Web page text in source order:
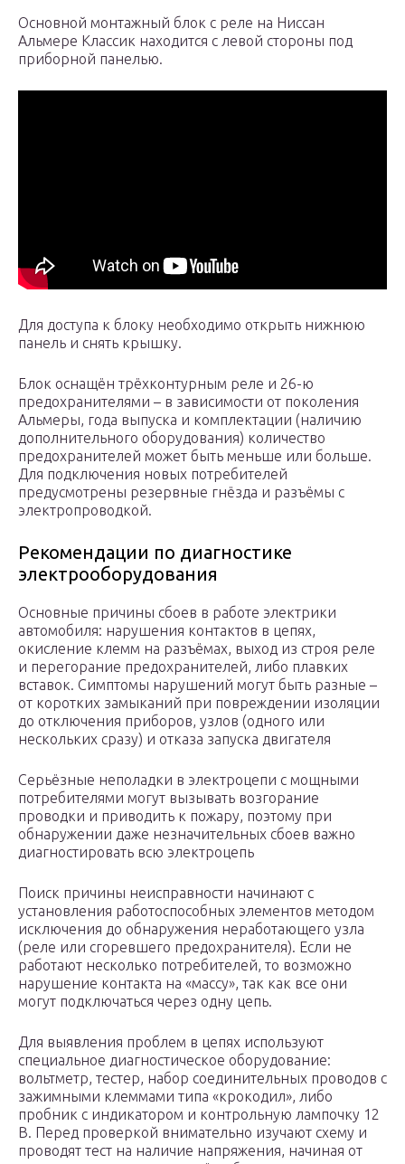
Основной монтажный блок с реле на Ниссан
Альмере Классик находится с левой стороны под
приборной панелью.
Для доступа к блоку необходимо открыть нижнюю
панель и снять крышку.
Блок оснащён трёхконтурным реле и 26-ю
предохранителями – в зависимости от поколения
Альмеры, года выпуска и комплектации (наличию
дополнительного оборудования) количество
предохранителей может быть меньше или больше.
Для подключения новых потребителей
предусмотрены резервные гнёзда и разъёмы с
электропроводкой.
Рекомендации по диагностике
электрооборудования
Основные причины сбоев в работе электрики
автомобиля: нарушения контактов в цепях,
окисление клемм на разъёмах, выход из строя реле
и перегорание предохранителей, либо плавких
вставок. Симптомы нарушений могут быть разные –
от коротких замыканий при повреждении изоляции
до отключения приборов, узлов (одного или
нескольких сразу) и отказа запуска двигателя
Серьёзные неполадки в электроцепи с мощными
потребителями могут вызывать возгорание
проводки и приводить к пожару, поэтому при
обнаружении даже незначительных сбоев важно
диагностировать всю электроцепь
Поиск причины неисправности начинают с
установления работоспособных элементов методом
исключения до обнаружения неработающего узла
(реле или сгоревшего предохранителя). Если не
работают несколько потребителей, то возможно
нарушение контакта на «массу», так как все они
могут подключаться через одну цепь.
Для выявления проблем в цепях используют
специальное диагностическое оборудование:
вольтметр, тестер, набор соединительных проводов с
зажимными клеммами типа «крокодил», либо
пробник с индикатором и контрольную лампочку 12
В. Перед проверкой внимательно изучают схему и
проводят тест на наличие напряжения, начиная от